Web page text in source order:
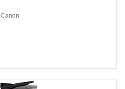
là máy photocopy đen trắng mới
máy có 2 khay tiện dụng việc chia
chia xếp chồng. Phù hợp với văn
quả công việc tốt nhất.- ..